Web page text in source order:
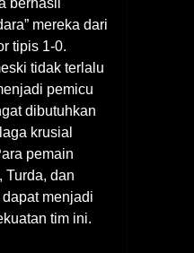
berhasil
mereka dari
tipis 1-0.
tidak terlalu
pemicu
dibutuhkan
krusial
pemain
Turda, dan
menjadi
tim ini.